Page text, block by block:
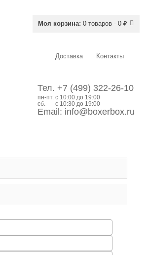
Моя корзина: 0 товаров - 0 ₽
Доставка Контакты
Тел. +7 (499) 322-26-10
пн-пт. c 10:00 до 19:00
сб.
с 10:30 до 19:00
Email: info@boxerbox.ru